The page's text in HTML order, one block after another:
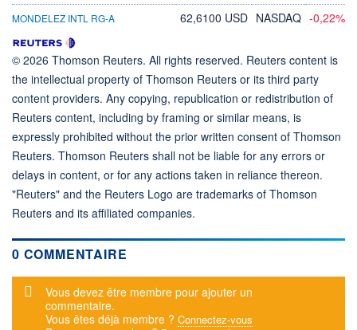
MONDELEZ INTL RG-A 62,6100 USD NASDAQ -0,22%
© 2026 Thomson Reuters. All rights reserved. Reuters content is
the intellectual property of Thomson Reuters or its third party
content providers. Any copying, republication or redistribution of
Reuters content, including by framing or similar means, is
expressly prohibited without the prior written consent of Thomson
Reuters. Thomson Reuters shall not be liable for any errors or
delays in content, or for any actions taken in reliance thereon.
"Reuters" and the Reuters Logo are trademarks of Thomson
Reuters and its affiliated companies.
0 COMMENTAIRE
Message d'alerte
Vous devez être membre pour ajouter un
commentaire.
Vous êtes déjà membre ? Connectez-vous